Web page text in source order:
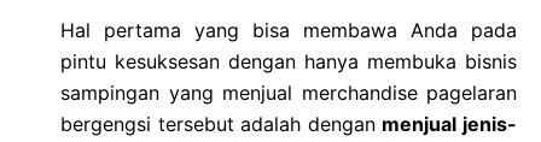
Hal pertama yang bisa membawa Anda pada
pintu kesuksesan dengan hanya membuka bisnis
sampingan yang menjual merchandise pagelaran
bergengsi tersebut adalah dengan menjual jenis-